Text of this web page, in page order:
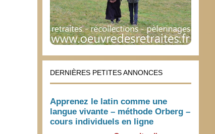
DERNIÈRES PETITES ANNONCES
Apprenez le latin comme une
langue vivante – méthode Orberg –
cours individuels en ligne